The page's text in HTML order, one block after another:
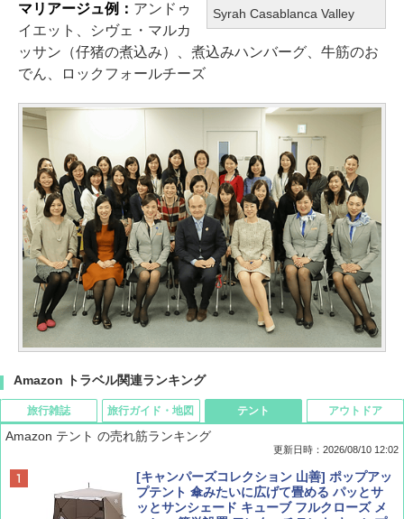
Syrah Casablanca Valley
マリアージュ例： アンドゥ
イエット、シヴェ・マルカ
ッサン（仔猪の煮込み）、煮込みハンバーグ、牛筋のお
でん、ロックフォールチーズ
Amazon トラベル関連ランキング
旅行雑誌
BE-PAL(ビ-パル) 2026年 10 月号【特別付録:
ノルディスク 4ホール鋳鉄スキレット】
旅行ガイド・地図
地球の歩き方 スター・ウォーズ
￥2,695
テント
Amazon テント の売れ筋ランキング
更新日時：2026/08/10 12:02
[キャンパーズコレクション 山善] ポップアッ
プテント 傘みたいに広げて畳める パッとサ
ッとサンシェード キューブ フルクローズ メ
アウトドア